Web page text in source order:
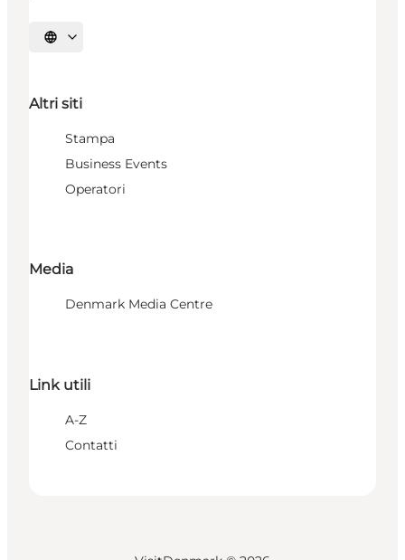
Seleziona la lingua
Altri siti
Stampa
Business Events
Operatori
Media
Denmark Media Centre
Link utili
A-Z
Contatti